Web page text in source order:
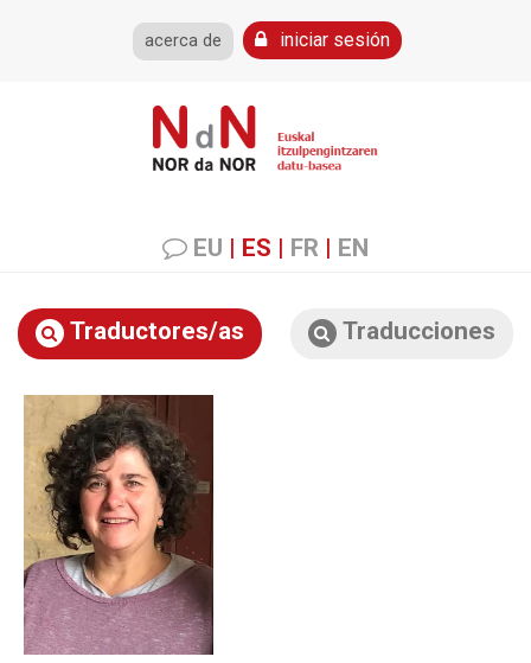
acerca de iniciar sesión
EU | ES | FR | EN
Traductores/as Traducciones